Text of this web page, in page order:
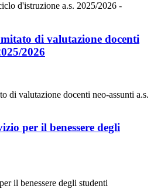
d'istruzione a.s. 2025/2026 -
di valutazione docenti
2026
di valutazione docenti neo-assunti a.s.
per il benessere degli
il benessere degli studenti